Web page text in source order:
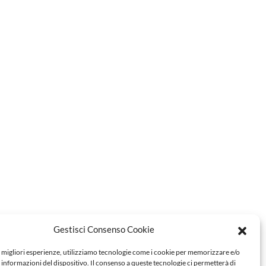
Gestisci Consenso Cookie
esperienze, utilizziamo tecnologie come i cookie per memorizzare e/o
informazioni del dispositivo. Il consenso a queste tecnologie ci permetterà di